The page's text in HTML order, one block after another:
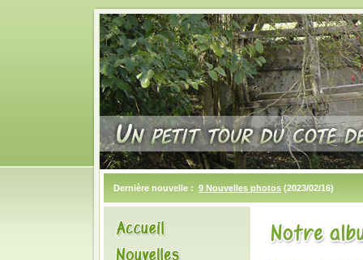
Dernière nouvelle : 9 Nouvelles photos (2023/02/16)